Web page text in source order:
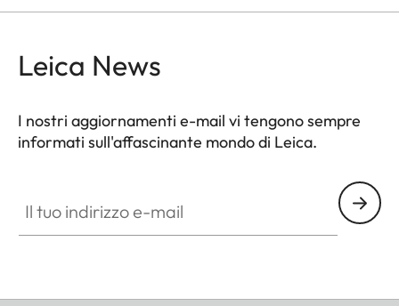
Leica News
I nostri aggiornamenti e-mail vi tengono sempre
informati sull'affascinante mondo di Leica.